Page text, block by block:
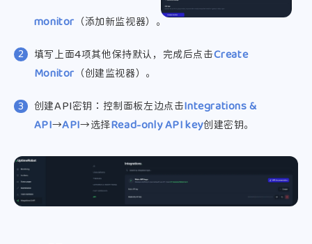
monitor （添加新监视器）。
填写上面4项其他保持默认， 完成后点击Create
Monitor （创建监视器）。
创建API密钥：控制面板左边点击Integrations &
API→API→选择Read-only API key创建密钥。